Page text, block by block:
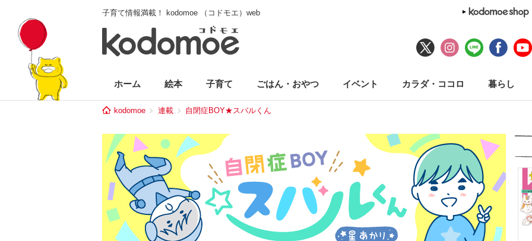
子育て情報満載！ kodomoe （コドモエ）web
ホーム 絵本 子育て ごはん・おやつ イベント カラダ・ココロ 暮らし
kodomoe 連載 自閉症BOY★スバルくん